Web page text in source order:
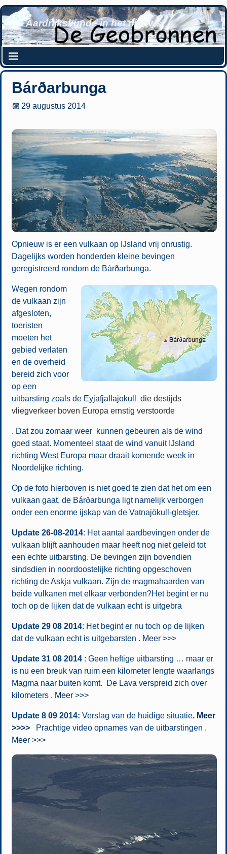
Aardrijkskunde in het nieuws
Bárðarbunga
29 augustus 2014
Opnieuw is er een vulkaan op IJsland vrij onrustig.
Dagelijks worden honderden kleine bevingen
geregistreerd rondom de Bárðarbunga.
Wegen rondom
de vulkaan zijn
afgesloten,
toeristen
moeten het
gebied verlaten
en de overheid
bereid zich voor
op een
uitbarsting zoals de Eyjafjallajokull
die destijds
vliegverkeer boven Europa ernstig verstoorde
. Dat zou zomaar weer kunnen gebeuren als de wind
goed staat. Momenteel staat de wind vanuit IJsland
richting West Europa maar draait komende week in
Noordelijke richting.
Op de foto hierboven is niet goed te zien dat het om een
vulkaan gaat, de Bárðarbunga ligt namelijk verborgen
onder een enorme ijskap van de Vatnajökull-gletsjer.
Update 26-08-2014: Het aantal aardbevingen onder de
vulkaan blijft aanhouden maar heeft nog niet geleid tot
een echte uitbarsting. De bevingen zijn bovendien
sindsdien in noordoostelijke richting opgeschoven
richting de Askja vulkaan. Zijn de magmahaarden van
beide vulkanen met elkaar verbonden?Het begint er nu
toch op de lijken dat de vulkaan echt is uitgebra
Update 29 08 2014: Het begint er nu toch op de lijken
dat de vulkaan echt is uitgebarsten . Meer >>>
Update 31 08 2014: Geen heftige uitbarsting … maar er
is nu een breuk van ruim een kilometer lengte waarlangs
Magma naar buiten komt. De Lava verspreid zich over
kilometers . Meer >>>
Update 8 09 2014: Verslag van de huidige situatie. Meer
>>>>
Prachtige video opnames van de uitbarstingen .
Meer >>>